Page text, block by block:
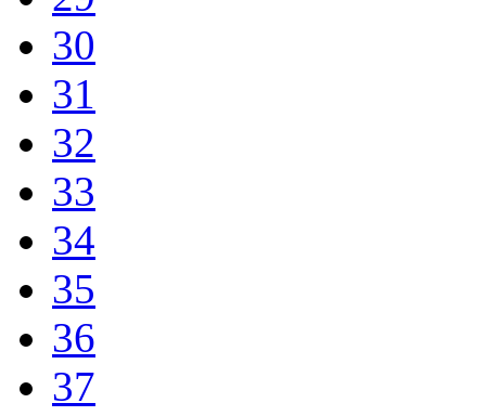
30
31
32
33
34
35
36
37